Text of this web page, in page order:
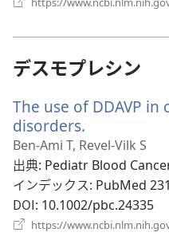
く）
デスモプレシン
The use of DDAVP
disorders.
し
い
タ
ブ
で
Ben-Ami T, Revel-Vilk S
出典‎: Pediatr Blood
インデックス‎: PubMed
DOI‎: 10.1002/pbc.24335
https://